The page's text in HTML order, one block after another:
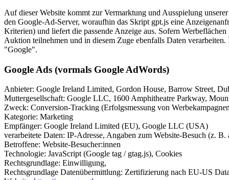
Auf dieser Website kommt zur Vermarktung und Ausspielung
den Google-Ad-Server, woraufhin das Skript gpt.js eine
Kriterien) und liefert die passende Anzeige aus. Sofern
Auktion teilnehmen und in diesem Zuge ebenfalls Daten
"Google".
Google Ads (vormals Google AdWords)
Anbieter: Google Ireland Limited, Gordon House, Barrow Street,
Muttergesellschaft: Google LLC, 1600 Amphitheatre Parkway,
Zweck: Conversion-Tracking (Erfolgsmessung von
Kategorie: Marketing
Empfänger: Google Ireland Limited (EU), Google LLC (USA)
verarbeitete Daten: IP-Adresse, Angaben zum Website-Besuch (z.
Betroffene: Website-Besucher:innen
Technologie: JavaScript (Google tag / gtag.js), Cookies
Rechtsgrundlage: Einwilligung,
Rechtsgrundlage Datenübermittlung: Zertifizierung nach EU-US